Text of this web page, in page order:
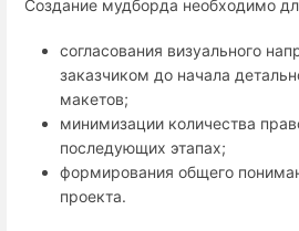
Создание мудборда необходимо
согласования визуального
заказчиком до начала
макетов;
минимизации количества
последующих этапах;
формирования общего
проекта.